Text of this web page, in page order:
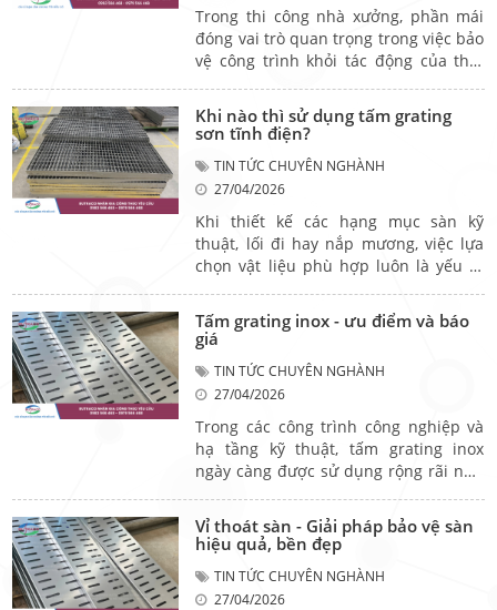
Trong thi công nhà xưởng, phần mái
đóng vai trò quan trọng trong việc bảo
vệ công trình khỏi tác động của thời
việc lựa chọn đúng loại tôn mái nhà
xưởng không chỉ giúp tối ưu chi phí
mà còn ảnh hưởng trực tiếp đến hiệu
quả sử dụng và tuổi thọ công trình.
Khi nào thì sử dụng tấm grating
sơn tĩnh điện?
TIN TỨC CHUYÊN NGHÀNH
27/04/2026
Khi thiết kế các hạng mục sàn kỹ
thuật, lối đi hay nắp mương, việc lựa
chọn vật liệu phù hợp luôn là yếu tố
chỉ đáp ứng yêu cầu về chịu lực, sản
phẩm còn cần đảm bảo tính thẩm mỹ
và tối ưu chi phí. Trong nhiều trường
hợp, grating sơn tĩnh điện được xem
là lựa chọn hợp lý nhờ khả năng đáp
ứng tốt cả ba yếu tố này trong những
điều kiện sử dụng phù hợp.
Tấm grating inox - ưu điểm và báo
giá
TIN TỨC CHUYÊN NGHÀNH
27/04/2026
Trong các công trình công nghiệp và
hạ tầng kỹ thuật, tấm grating inox
ngày càng được sử dụng rộng rãi nhờ
quả và độ bền cao. Không chỉ đảm
bảo an toàn khi sử dụng, loại vật liệu
này còn giúp tối ưu chi phí bảo trì lâu
dài cho nhiều hạng mục khác nhau.
Vỉ thoát sàn - Giải pháp bảo vệ sàn
hiệu quả, bền đẹp
TIN TỨC CHUYÊN NGHÀNH
27/04/2026